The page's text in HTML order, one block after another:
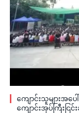
ကျောင်းသူများအ
ကျောင်းအုပ်ကြီးငြ